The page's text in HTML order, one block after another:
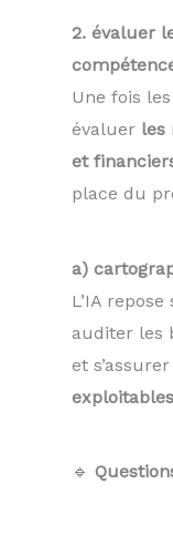
2. évaluer
Une fois
évaluer les
et
place du
a)
L’IA
auditer les
et
exploitables
🔹